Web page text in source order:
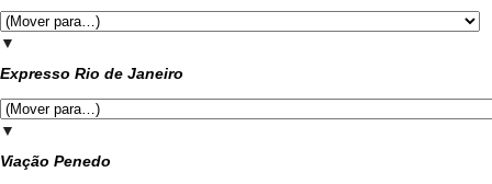
▼
Expresso Rio de Janeiro
▼
Viação Penedo